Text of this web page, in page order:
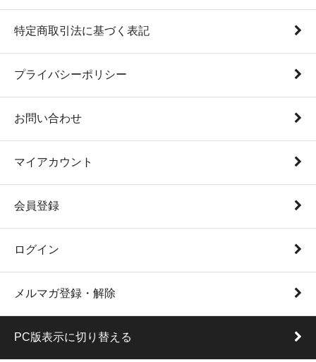
特定商取引法に基づく表記
プライバシーポリシー
お問い合わせ
マイアカウント
会員登録
ログイン
メルマガ登録・解除
PC版表示に切り替える